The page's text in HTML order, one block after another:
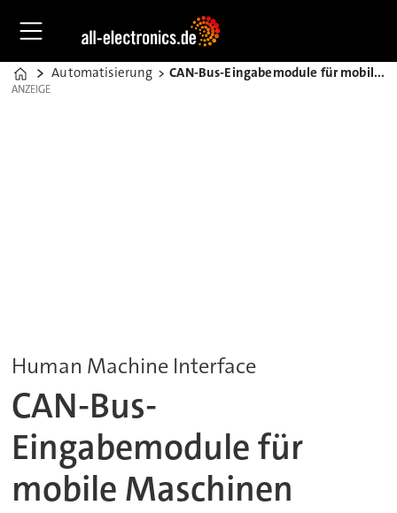
Home
Automatisierung CAN-Bus-Eingabemodule für mobile Maschinen
ANZEIGE
ANZEIGE
Human Machine Interface
CAN-Bus-
Eingabemodule für
mobile Maschinen